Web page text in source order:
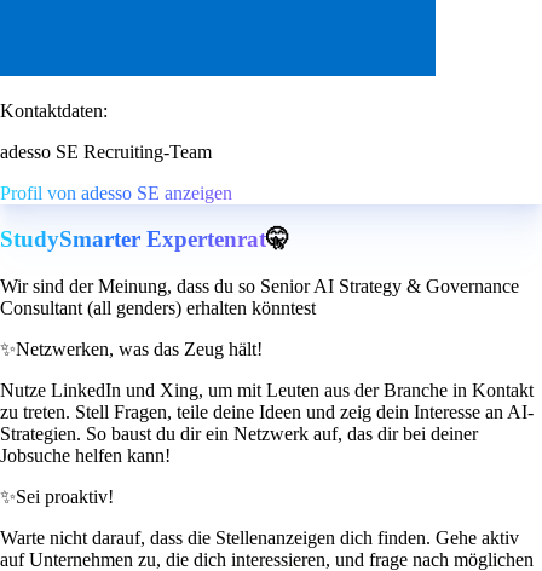
Kontaktdaten:
adesso SE Recruiting-Team
Profil von adesso SE anzeigen
StudySmarter Expertenrat🤫
Wir sind der Meinung, dass du so Senior AI Strategy & Governance
Consultant (all genders) erhalten könntest
✨Netzwerken, was das Zeug hält!
Nutze LinkedIn und Xing, um mit Leuten aus der Branche in Kontakt
zu treten. Stell Fragen, teile deine Ideen und zeig dein Interesse an AI-
Strategien. So baust du dir ein Netzwerk auf, das dir bei deiner
Jobsuche helfen kann!
✨Sei proaktiv!
Warte nicht darauf, dass die Stellenanzeigen dich finden. Gehe aktiv
auf Unternehmen zu, die dich interessieren, und frage nach möglichen